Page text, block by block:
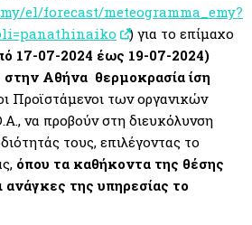
el/forecast/meteogramma_emy?
) για το επίμαχο
17-07-2024 έως 19-07-2024)
στην Αθήνα θερμοκρασία ίση
Προϊστάμενοι των οργανικών
να προβούν στη διευκόλυνση
τους, επιλέγοντας το
όπου τα καθήκοντα της θέσης
ανάγκες της υπηρεσίας το